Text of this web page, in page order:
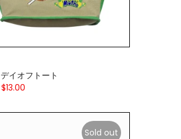
BRAZIL デイオフトート
$13.00
Sold out